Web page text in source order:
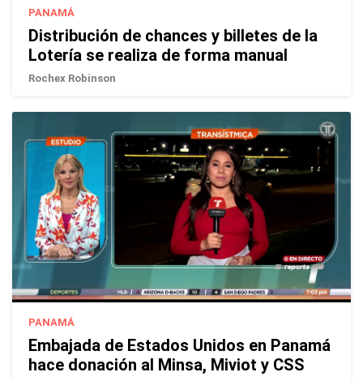
PANAMÁ
Distribución de chances y billetes de la
Lotería se realiza de forma manual
Rochex Robinson
PANAMÁ
Embajada de Estados Unidos en Panamá
hace donación al Minsa, Miviot y CSS